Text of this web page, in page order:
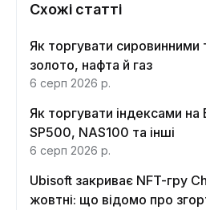
Схожі статті
Як торгувати сировинними
золото, нафта й газ
6 серп 2026 р.
Як торгувати індексами на
SP500, NAS100 та інші
6 серп 2026 р.
Ubisoft закриває NFT-гру
жовтні: що відомо про